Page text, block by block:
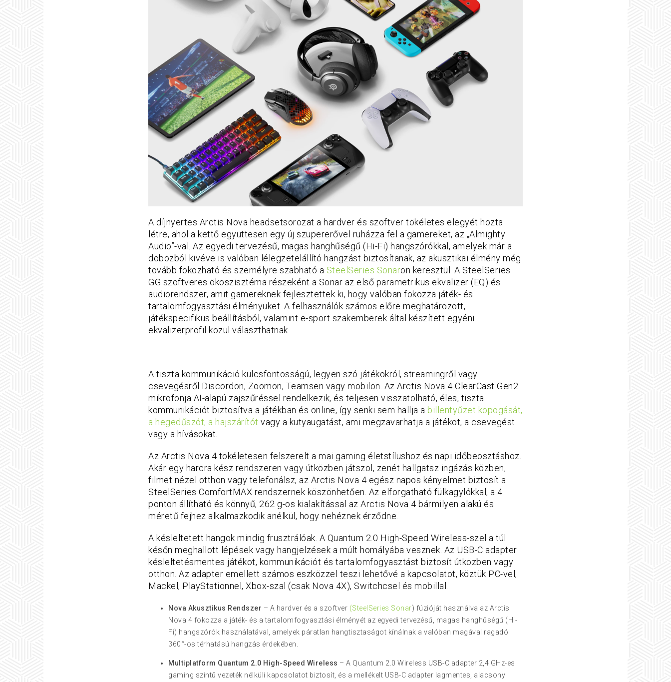
A díjnyertes Arctis Nova headsetsorozat a hardver és szoftver tökéletes elegyét hozta
létre, ahol a kettő együttesen egy új szupererővel ruházza fel a gamereket, az „Almighty
Audio”-val. Az egyedi tervezésű, magas hanghűségű (Hi-Fi) hangszórókkal, amelyek már a
dobozból kivéve is valóban lélegzetelállító hangzást biztosítanak, az akusztikai élmény még
tovább fokozható és személyre szabható a SteelSeries Sonaron keresztül. A SteelSeries
GG szoftveres ökoszisztéma részeként a Sonar az első parametrikus ekvalizer (EQ) és
audiorendszer, amit gamereknek fejlesztettek ki, hogy valóban fokozza játék- és
tartalomfogyasztási élményüket. A felhasználók számos előre meghatározott,
játékspecifikus beállításból, valamint e-sport szakemberek által készített egyéni
ekvalizerprofil közül választhatnak.
A tiszta kommunikáció kulcsfontosságú, legyen szó játékokról, streamingről vagy
csevegésről Discordon, Zoomon, Teamsen vagy mobilon. Az Arctis Nova 4 ClearCast Gen2
mikrofonja AI-alapú zajszűréssel rendelkezik, és teljesen visszatolható, éles, tiszta
kommunikációt biztosítva a játékban és online, így senki sem hallja a billentyűzet kopogását,
a hegedűszót, a hajszárítót vagy a kutyaugatást, ami megzavarhatja a játékot, a csevegést
vagy a hívásokat.
Az Arctis Nova 4 tökéletesen felszerelt a mai gaming életstílushoz és napi időbeosztáshoz.
Akár egy harcra kész rendszeren vagy útközben játszol, zenét hallgatsz ingázás közben,
filmet nézel otthon vagy telefonálsz, az Arctis Nova 4 egész napos kényelmet biztosít a
SteelSeries ComfortMAX rendszernek köszönhetően. Az elforgatható fülkagylókkal, a 4
ponton állítható és könnyű, 262 g-os kialakítással az Arctis Nova 4 bármilyen alakú és
méretű fejhez alkalmazkodik anélkül, hogy nehéznek érződne.
A késleltetett hangok mindig frusztrálóak. A Quantum 2.0 High-Speed Wireless-szel a túl
későn meghallott lépések vagy hangjelzések a múlt homályába vesznek. Az USB-C adapter
késleltetésmentes játékot, kommunikációt és tartalomfogyasztást biztosít útközben vagy
otthon. Az adapter emellett számos eszközzel teszi lehetővé a kapcsolatot, köztük PC-vel,
Mackel, PlayStationnel, Xbox-szal (csak Nova 4X), Switchcsel és mobillal.
Nova Akusztikus Rendszer – A hardver és a szoftver (SteelSeries Sonar) fúzióját használva az Arctis
Nova 4 fokozza a játék- és a tartalomfogyasztási élményét az egyedi tervezésű, magas hanghűségű (Hi-
Fi) hangszórók használatával, amelyek páratlan hangtisztaságot kínálnak a valóban magával ragadó
360°-os térhatású hangzás érdekében.
Multiplatform Quantum 2.0 High-Speed Wireless – A Quantum 2.0 Wireless USB-C adapter 2,4 GHz-es
gaming szintű vezeték nélküli kapcsolatot biztosít, és a mellékelt USB-C adapter lagmentes, alacsony